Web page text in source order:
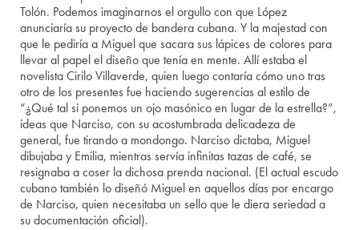
Tolón. Podemos imaginarnos el orgullo con que López
anunciaría su proyecto de bandera cubana. Y la majestad con
que le pediría a Miguel que sacara sus lápices de colores para
llevar al papel el diseño que tenía en mente. Allí estaba el
novelista Cirilo Villaverde, quien luego contaría cómo uno tras
otro de los presentes fue haciendo sugerencias al estilo de
“¿Qué tal si ponemos un ojo masónico en lugar de la estrella?”,
ideas que Narciso, con su acostumbrada delicadeza de
general, fue tirando a mondongo. Narciso dictaba, Miguel
dibujaba y Emilia, mientras servía infinitas tazas de café, se
resignaba a coser la dichosa prenda nacional. (El actual escudo
cubano también lo diseñó Miguel en aquellos días por encargo
de Narciso, quien necesitaba un sello que le diera seriedad a
su documentación oficial).